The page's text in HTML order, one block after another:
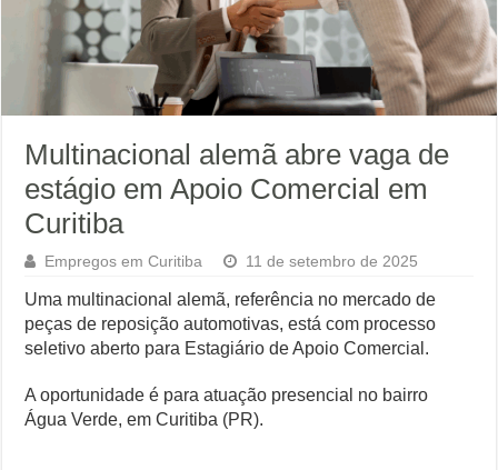
Multinacional alemã abre vaga de
estágio em Apoio Comercial em
Curitiba
Empregos em Curitiba 11 de setembro de 2025
Uma multinacional alemã, referência no mercado de
peças de reposição automotivas, está com processo
seletivo aberto para Estagiário de Apoio Comercial.
A oportunidade é para atuação presencial no bairro
Água Verde, em Curitiba (PR).